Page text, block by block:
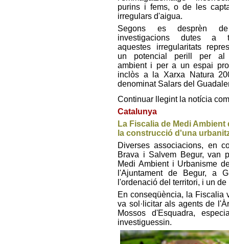
purins i fems, o de les
irregulars d'aigua.
Segons es desprèn
investigacions dutes a
aquestes irregularitats
un potencial perill per al
ambient i per a un espai
inclòs a la Xarxa Natura
denominat Salars del
Continuar llegint la notícia
Catalunya
La Fiscalia de Medi
la construcció d'una
Diverses associacions, en
Brava i Salvem Begur, van
Medi Ambient i Urbanisme
l'Ajuntament de Begur, a
l'ordenació del territori, i un
En conseqüència, la Fiscalia
va sol·licitar als agents de
Mossos d'Esquadra,
investiguessin.